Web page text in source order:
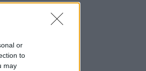
or
to
may